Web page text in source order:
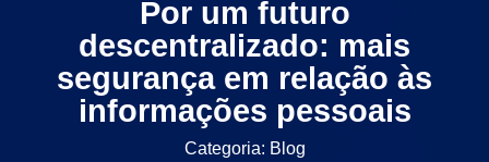
Por um futuro
descentralizado: mais
segurança em relação às
informações pessoais
Categoria: Blog